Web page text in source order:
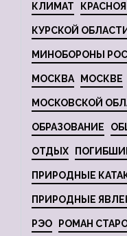
КЛИМАТ
КУРСКОЙ ОБЛАСТИ
МИНОБОРОНЫ
МОСКВА МОСКВЕ
МОСКОВСКОЙ
ОБРАЗОВАНИЕ
ОТДЫХ
ПРИРОДНЫЕ
ПРИРОДНЫЕ
РЭО РОМАН